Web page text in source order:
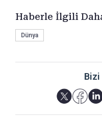
Haberle İlgili
Dünya
Bizi